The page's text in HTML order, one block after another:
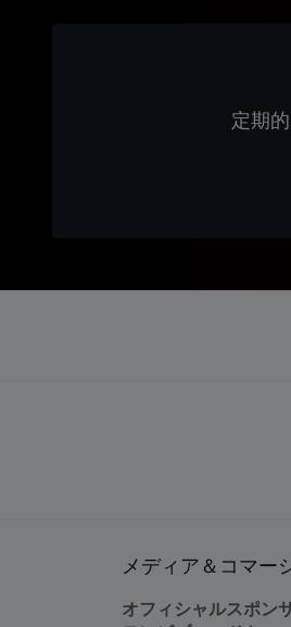
定期
メディア＆コマー
オフィシャルスポン